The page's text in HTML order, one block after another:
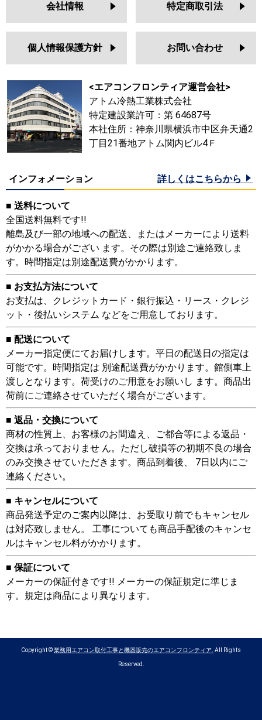
会社情報 特定商取引法
個人情報保護方針 お問い合わせ
<エアコンフロンティア運営会社>
アトム冷熱工業株式会社
特定建設業許可：第 64687号
本社住所：神奈川県横浜市中区弁天通2
丁目21番地アトム関内ビル4Ｆ
インフォメーション 詳しくはこちらから
■ 送料について
全国送料無料です!!
離島及び一部の地域への配送、またはメーカーにより送料
がかかる場合がござい ます。その際は別途ご連絡致しま
す。時間指定は別途配送費がかかります。
■ お支払方法について
お支払は、クレジットカード・銀行振込・リース・クレジ
ット・後払いシステム などをご用意しております。
■ 配送について
メーカー指定便にてお届けします。平日の配送日の指定は
可能です。時間指定は 別途配送費がかかります。館側車上
渡しとなります。荷受けのご用意をお願いし ます。商品出
荷前にご連絡させていただく場合がございます。
■ 返品・交換について
商材の性質上、お客様のお間違え、ご都合等による返品・
交換は承っておりませ ん。ただし破損等の初期不良の場合
のみ交換させていただきます。商品到着後、 7日以内にご
連絡ください。
■ キャンセルについて
商品発送予定のご案内以降は、お受取り前でもキャンセル
は対応致しません。 工事についても商品手配後のキャンセ
ルはキャンセル料がかかります。
■ 保証について
メーカーの保証付きです!! メーカーの保証規定に準じま
す。規定は商品により異なります。
Copyright ©業務用エアコン取付工事と機器販売のエアコンフロンティア. All Rights
Reserved.